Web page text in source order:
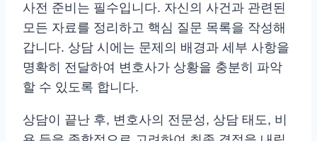
사전 준비는 필수입니다. 자신의 사건과 관련된
모든 자료를 정리하고 핵심 질문 목록을 작성해
갑니다. 상담 시에는 문제의 배경과 세부 사항을
명확히 전달하여 변호사가 상황을 충분히 파악
할 수 있도록 합니다.
상담이 끝난 후, 변호사의 전문성, 상담 태도, 비